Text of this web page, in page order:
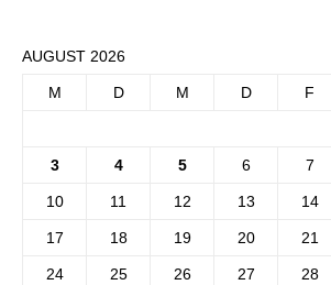
AUGUST 2026
M D M D F
3 4 5 6 7
10 11 12 13 14
17 18 19 20 21
24 25 26 27 28